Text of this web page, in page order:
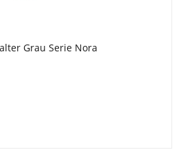
Grau Serie Nora